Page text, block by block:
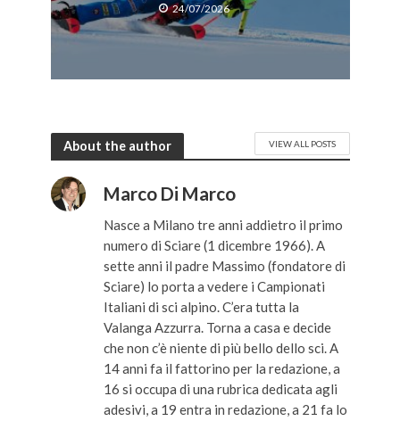
24/07/2026
About the author VIEW ALL POSTS
Marco Di Marco
Nasce a Milano tre anni addietro il primo
numero di Sciare (1 dicembre 1966). A
sette anni il padre Massimo (fondatore di
Sciare) lo porta a vedere i Campionati
Italiani di sci alpino. C’era tutta la
Valanga Azzurra. Torna a casa e decide
che non c’è niente di più bello dello sci. A
14 anni fa il fattorino per la redazione, a
16 si occupa di una rubrica dedicata agli
adesivi, a 19 entra in redazione, a 21 fa lo